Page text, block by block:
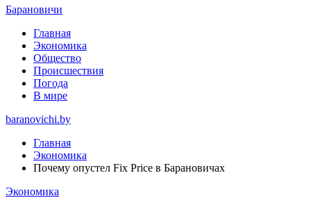
Барановичи
Главная
Экономика
Общество
Происшествия
Погода
В мире
baranovichi.by
Главная
Экономика
Почему опустел Fix Price в Барановичах
Экономика